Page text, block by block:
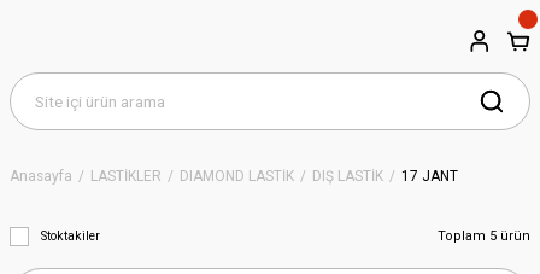
Anasayfa LASTİKLER DIAMOND LASTİK DIŞ LASTİK 17 JANT
Stoktakiler Toplam 5 ürün